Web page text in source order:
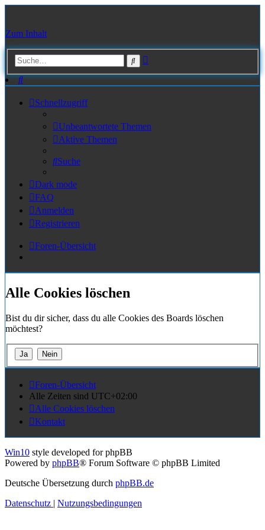
Zum Inhalt
Suche
Suche
Schnellzugriff
Unbeantwortete Themen
Aktive Themen
Suche
Dark mode
FAQ
Anmelden
Registrieren
Foren-Übersicht
Alle Cookies löschen
Bist du dir sicher, dass du alle Cookies des Boards löschen
möchtest?
Foren-Übersicht
Alle Zeiten sind UTC+02:00
Alle Cookies löschen
Kontakt
Win10 style developed for phpBB
Powered by phpBB® Forum Software © phpBB Limited
Deutsche Übersetzung durch phpBB.de
Datenschutz | Nutzungsbedingungen